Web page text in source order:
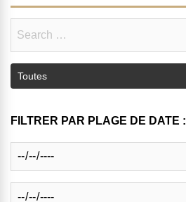
FILTRER PAR PLAGE DE DATE :